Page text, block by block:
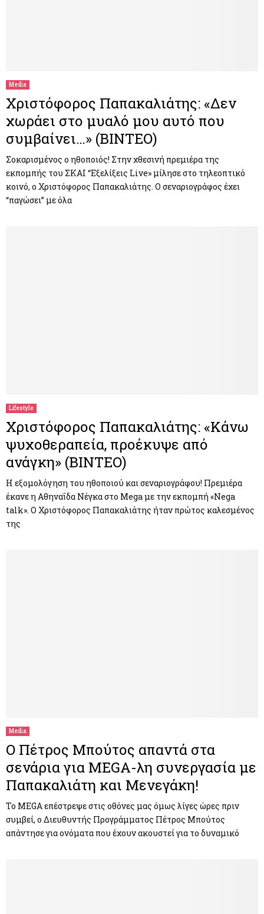
Media
Χριστόφορος Παπακαλιάτης: «Δεν
χωράει στο μυαλό μου αυτό που
συμβαίνει…» (ΒΙΝΤΕΟ)
Σοκαρισμένος ο ηθοποιός! Στην χθεσινή πρεμιέρα της
εκπομπής του ΣΚΑΙ “Εξελίξεις Live» μίλησε στο τηλεοπτικό
κοινό, ο Χριστόφορος Παπακαλιάτης. Ο σεναριογράφος έχει
“παγώσει” με όλα
Lifestyle
Χριστόφορος Παπακαλιάτης: «Κάνω
ψυχοθεραπεία, προέκυψε από
ανάγκη» (ΒΙΝΤΕΟ)
Η εξομολόγηση του ηθοποιού και σεναριογράφου! Πρεμιέρα
έκανε η Αθηναΐδα Νέγκα στο Mega με την εκπομπή «Νega
talk». Ο Χριστόφορος Παπακαλιάτης ήταν πρώτος καλεσμένος
της
Media
Ο Πέτρος Μπούτος απαντά στα
σενάρια για MEGA-λη συνεργασία με
Παπακαλιάτη και Μενεγάκη!
Το MEGA επέστρεψε στις οθόνες μας όμως λίγες ώρες πριν
συμβεί, ο Διευθυντής Προγράμματος Πέτρος Μπούτος
απάντησε για ονόματα που έχουν ακουστεί για το δυναμικό